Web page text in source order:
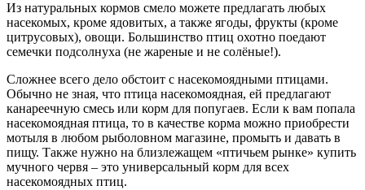
Из натуральных кормов смело можете предлагать любых
насекомых, кроме ядовитых, а также ягоды, фрукты (кроме
цитрусовых), овощи. Большинство птиц охотно поедают
семечки подсолнуха (не жареные и не солёные!).
Сложнее всего дело обстоит с насекомоядными птицами.
Обычно не зная, что птица насекомоядная, ей предлагают
канареечную смесь или корм для попугаев. Если к вам попала
насекомоядная птица, то в качестве корма можно приобрести
мотыля в любом рыболовном магазине, промыть и давать в
пищу. Также нужно на близлежащем «птичьем рынке» купить
мучного червя – это универсальный корм для всех
насекомоядных птиц.